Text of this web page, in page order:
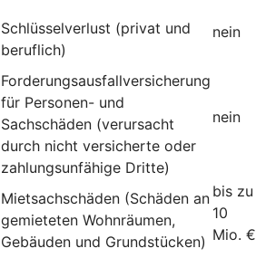
Schlüsselverlust (privat und
beruflich)
nein
Forderungsausfallversicherung
für Personen- und
Sachschäden (verursacht
durch nicht versicherte oder
zahlungsunfähige Dritte)
nein
Mietsachschäden (Schäden an
gemieteten Wohnräumen,
Gebäuden und Grundstücken)
bis zu
10
Mio. €